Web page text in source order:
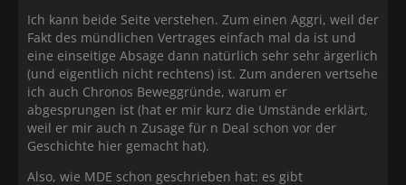
Ich kann beide Seite verstehen. Zum einen Aggri, weil der
Fakt des mündlichen Vertrages einfach mal da ist und
eine einseitige Absage dann natürlich sehr sehr ärgerlich
(und eigentlich nicht rechtens) ist. Zum anderen vertsehe
ich auch Chronos Beweggründe, warum er
abgesprungen ist (hat er mir kurz die Umstände erklärt,
weil er mir auch n Zusage für n Deal schon vor der
Geschichte hier gemacht hat).
Also, wie MDE schon geschrieben hat: es gibt